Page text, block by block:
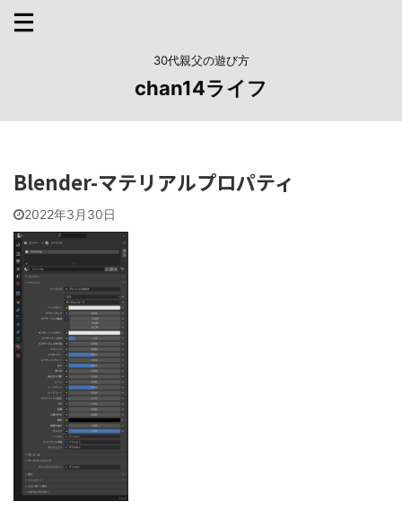
30代親父の遊び方
chan14ライフ
Blender-マテリアルプロパティ
2022年3月30日